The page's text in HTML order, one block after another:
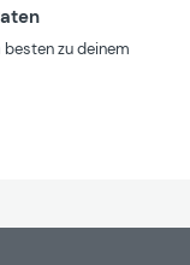
zu deinem